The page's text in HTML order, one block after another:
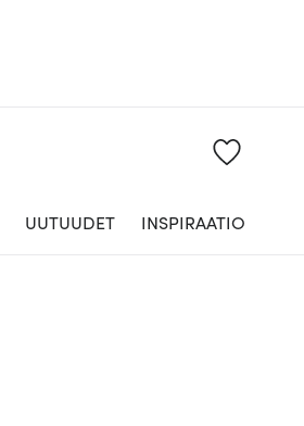
UUTUUDET INSPIRAATIO